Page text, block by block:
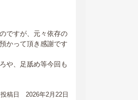
ですが、元々依存の
かって頂き感謝です
や、足舐め等今回も
稿日 2026年2月22日